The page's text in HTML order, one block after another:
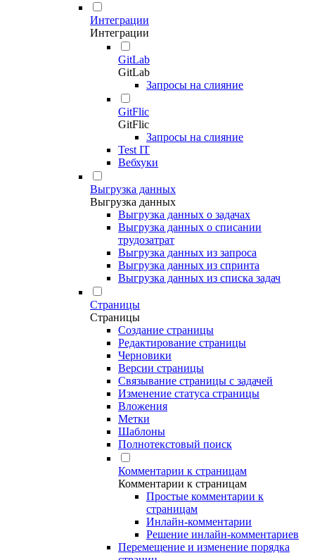
Интеграции
Интеграции
GitLab
GitLab
Запросы на слияние
GitFlic
GitFlic
Запросы на слияние
Test IT
Вебхуки
Выгрузка данных
Выгрузка данных
Выгрузка данных о задачах
Выгрузка данных о списании
трудозатрат
Выгрузка данных из запроса
Выгрузка данных из спринта
Выгрузка данных из списка задач
Страницы
Страницы
Создание страницы
Редактирование страницы
Черновики
Версии страницы
Связывание страницы с задачей
Изменение статуса страницы
Вложения
Метки
Шаблоны
Полнотекстовый поиск
Комментарии к страницам
Комментарии к страницам
Простые комментарии к
страницам
Инлайн-комментарии
Решение инлайн-комментариев
Перемещение и изменение порядка